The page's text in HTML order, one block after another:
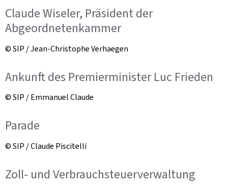
Claude Wiseler, Präsident der
Abgeordnetenkammer
© SIP / Jean-Christophe Verhaegen
Ankunft des Premierminister Luc Frieden
© SIP / Emmanuel Claude
Parade
© SIP / Claude Piscitelli
Zoll- und Verbrauchsteuerverwaltung